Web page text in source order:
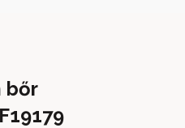
bőr